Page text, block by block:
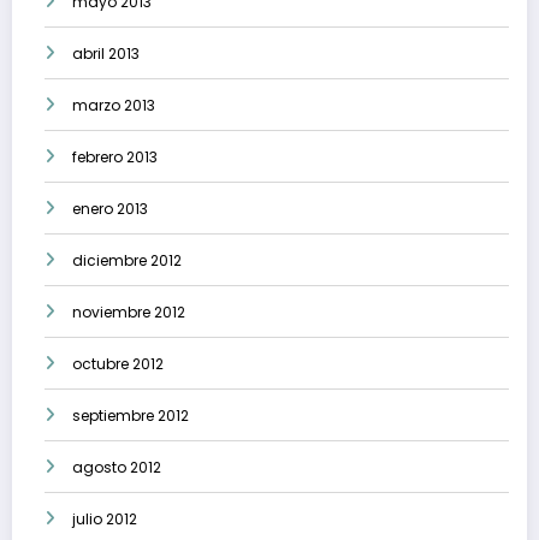
abril 2013
marzo 2013
febrero 2013
enero 2013
diciembre 2012
noviembre 2012
octubre 2012
septiembre 2012
agosto 2012
julio 2012